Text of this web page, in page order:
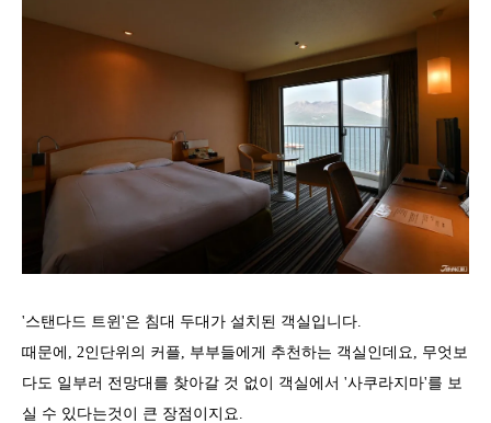
'스탠다드 트윈'은 침대 두대가 설치된 객실입니다.
때문에, 2인단위의 커플, 부부들에게 추천하는 객실인데요, 무엇보
다도 일부러 전망대를 찾아갈 것 없이 객실에서 '사쿠라지마'를 보
실 수 있다는것이 큰 장점이지요.